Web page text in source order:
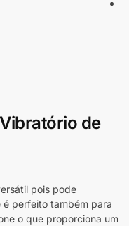
de
pois pode
perfeito também para
o que proporciona um